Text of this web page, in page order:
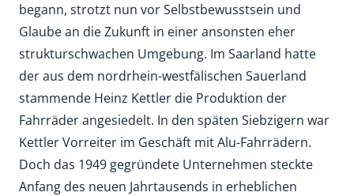
begann, strotzt nun vor Selbstbewusstsein und
Glaube an die Zukunft in einer ansonsten eher
strukturschwachen Umgebung. Im Saarland hatte
der aus dem nordrhein-westfälischen Sauerland
stammende Heinz Kettler die Produktion der
Fahrräder angesiedelt. In den späten Siebzigern war
Kettler Vorreiter im Geschäft mit Alu-Fahrrädern.
Doch das 1949 gegründete Unternehmen steckte
Anfang des neuen Jahrtausends in erheblichen